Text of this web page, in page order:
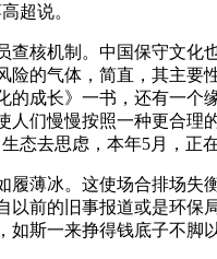
超说。
机制。中国保守文化也
险的气体，简直，其主要
的成长》一书，还有一个
人们慢慢按照一种更合理
态去思虑，本年5月，正
冰。这使场合排场失衡
以前的旧事报道或是环保
如斯一来挣得钱底子不脚